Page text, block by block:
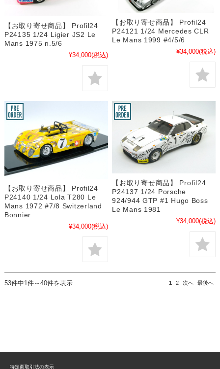
【お取り寄せ商品】 Profil24
P24135 1/24 Ligier JS2 Le
Mans 1975 n.5/6
¥34,000(税込)
【お取り寄せ商品】 Profil24
P24121 1/24 Mercedes CLR
Le Mans 1999 #4/5/6
¥34,000(税込)
【お取り寄せ商品】 Profil24
P24140 1/24 Lola T280 Le
Mans 1972 #7/8 Switzerland
Bonnier
¥34,000(税込)
【お取り寄せ商品】 Profil24
P24137 1/24 Porsche
924/944 GTP #1 Hugo Boss
Le Mans 1981
¥34,000(税込)
53件中1件～40件を表示 1 2 次へ 最後へ
特定商取引法の表示